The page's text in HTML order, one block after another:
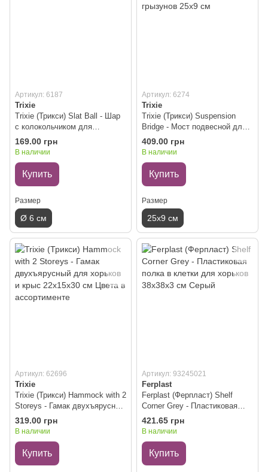
Артикул: 6187
Trixie
Trixie (Трикси) Slat Ball - Шар
с колокольчиком для
грызунов ø 6 см
169.00 грн
В наличии
Купить
Размер
Ø 6 см
Артикул: 6274
Trixie
Trixie (Трикси) Suspension
Bridge - Мост подвесной для
мелких грызунов 25х9 см
409.00 грн
В наличии
Купить
Размер
25х9 см
Артикул: 62696
Trixie
Trixie (Трикси) Hammock with 2
Storeys - Гамак двухъярусный
для хорьков и крыс 22х15х30
см Цвета в ассортименте
319.00 грн
В наличии
Купить
Артикул: 93245021
Ferplast
Ferplast (Ферпласт) Shelf
Corner Grey - Пластиковая
полка в клетки для хорьков
38x38x3 см Серый
421.65 грн
В наличии
Купить